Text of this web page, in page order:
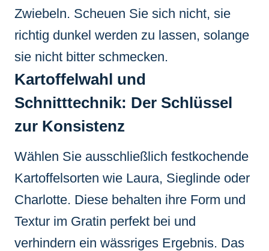
Zwiebeln. Scheuen Sie sich nicht, sie
richtig dunkel werden zu lassen, solange
sie nicht bitter schmecken.
Kartoffelwahl und
Schnitttechnik: Der Schlüssel
zur Konsistenz
Wählen Sie ausschließlich festkochende
Kartoffelsorten wie Laura, Sieglinde oder
Charlotte. Diese behalten ihre Form und
Textur im Gratin perfekt bei und
verhindern ein wässriges Ergebnis. Das